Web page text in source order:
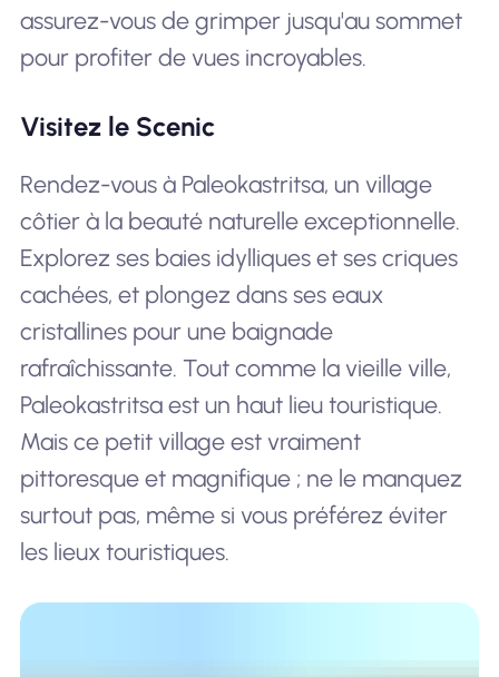
assurez-vous de grimper jusqu'au sommet
pour profiter de vues incroyables.
Visitez le Scenic
Rendez-vous à Paleokastritsa, un village
côtier à la beauté naturelle exceptionnelle.
Explorez ses baies idylliques et ses criques
cachées, et plongez dans ses eaux
cristallines pour une baignade
rafraîchissante. Tout comme la vieille ville,
Paleokastritsa est un haut lieu touristique.
Mais ce petit village est vraiment
pittoresque et magnifique ; ne le manquez
surtout pas, même si vous préférez éviter
les lieux touristiques.